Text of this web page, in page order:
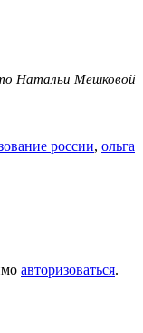
Натальи Мешковой
россии, ольга
авторизоваться.